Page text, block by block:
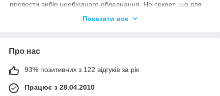
провести вибір необхідного обладнання. Не секрет, що для
використання ароматизаторів
І вибір надійних партнерів стає запорукою стабільної якості,
прогнозованої цінової політики.
Компанія ЛЕВ-УКРАЇНА з 1999 року є надійним партнером
Показати все
Про нас
93% позитивних з 122 відгуків за рік
Працює з 28.04.2010